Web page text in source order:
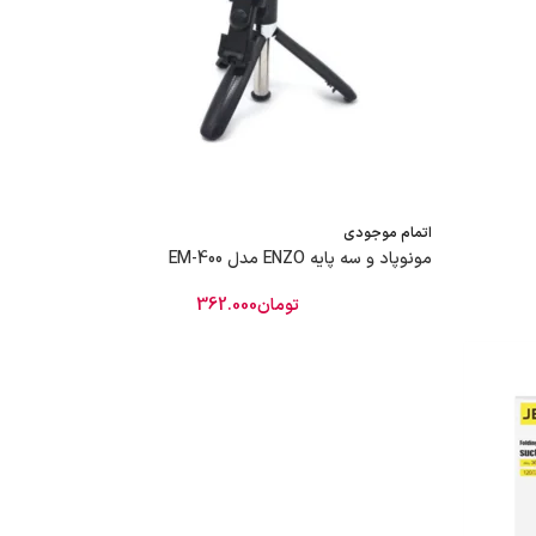
اتمام موجودی
مونوپاد و سه پایه ENZO مدل EM-400
تومان362.000